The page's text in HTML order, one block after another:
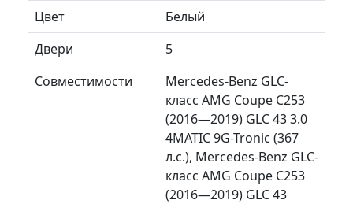
Цвет
Белый
Двери
5
Совместимости
Mercedes-Benz GLC-
класс AMG Coupe C253
(2016—2019) GLC 43 3.0
4MATIC 9G-Tronic (367
л.с.), Mercedes-Benz GLC-
класс AMG Coupe C253
(2016—2019) GLC 43